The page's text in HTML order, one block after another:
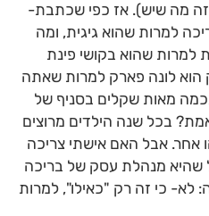
זה מה שיש). אז כפי שכתבת-
למרות שהוא גיגית, ומה
למרות שהוא בקושי פינת
הוא לונה פארק למרות שאתה
מאות שקלים בסניף של
בכל שנה הילדים מרוצים
אבל האם אישתי צריכה
שהיא מנהלת עסק של בריכה
לא- כי זה רק "כאילו", למרות